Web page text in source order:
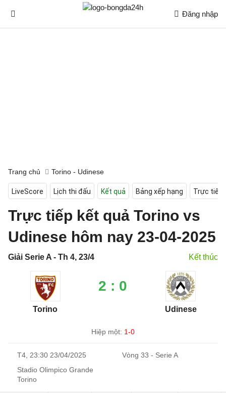
Đăng nhập
Trang chủ Torino - Udinese
LiveScore Lịch thi đấu Kết quả Bảng xếp hạng Trực tiếp
Trực tiếp kết quả Torino vs
Udinese hôm nay 23-04-2025
Giải Serie A - Th 4, 23/4 Kết thúc
Torino
2 : 0
Udinese
Hiệp một: 1-0
T4, 23:30 23/04/2025
Vòng 33 - Serie A
Stadio Olimpico Grande
Torino